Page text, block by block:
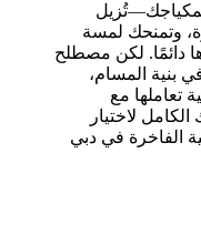
وتمنحك لمسة
دائمًا. لكن مصطلح
بنية المسام،
تعاملها مع
لاختيار
الفاخرة في دبي